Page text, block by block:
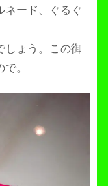
ネード、ぐるぐ
しょう。この御
。